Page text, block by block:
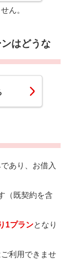
ん。
はどうな
あり、お借入
（既契約を含
1プランとなり
利用できませ